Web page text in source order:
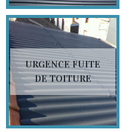
URGENCE FUITE
DE TOITURE